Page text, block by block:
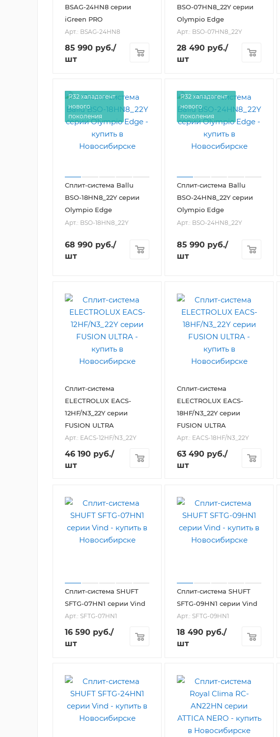
BSAG-24HN8 серии
iGreen PRO
Арт.: BSAG-24HN8
85 990 руб./
шт
BSO-07HN8_22Y серии
Olympio Edge
Арт.: BSO-07HN8_22Y
28 490 руб./
шт
R32 халадагент
нового
поколения
Сплит-система Ballu
BSO-18HN8_22Y серии
Olympio Edge
Арт.: BSO-18HN8_22Y
68 990 руб./
шт
R32 халадагент
нового
поколения
Сплит-система Ballu
BSO-24HN8_22Y серии
Olympio Edge
Арт.: BSO-24HN8_22Y
85 990 руб./
шт
Сплит-система
ELECTROLUX EACS-
12HF/N3_22Y серии
FUSION ULTRA
Арт.: EACS-12HF/N3_22Y
46 190 руб./
шт
Сплит-система
ELECTROLUX EACS-
18HF/N3_22Y серии
FUSION ULTRA
Арт.: EACS-18HF/N3_22Y
63 490 руб./
шт
Сплит-система SHUFT
SFTG-07HN1 серии Vind
Арт.: SFTG-07HN1
16 590 руб./
шт
Сплит-система SHUFT
SFTG-09HN1 серии Vind
Арт.: SFTG-09HN1
18 490 руб./
шт